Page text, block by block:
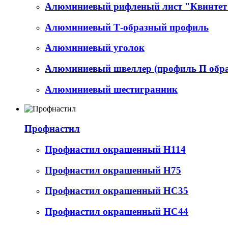
Алюминиевый рифленый лист
Алюминиевый Т-образный профиль
Алюминиевый уголок
Алюминиевый швеллер (профиль П
Алюминиевый шестигранник
Профнастил
Профнастил окрашенный Н114
Профнастил окрашенный Н75
Профнастил окрашенный НС35
Профнастил окрашенный НС44